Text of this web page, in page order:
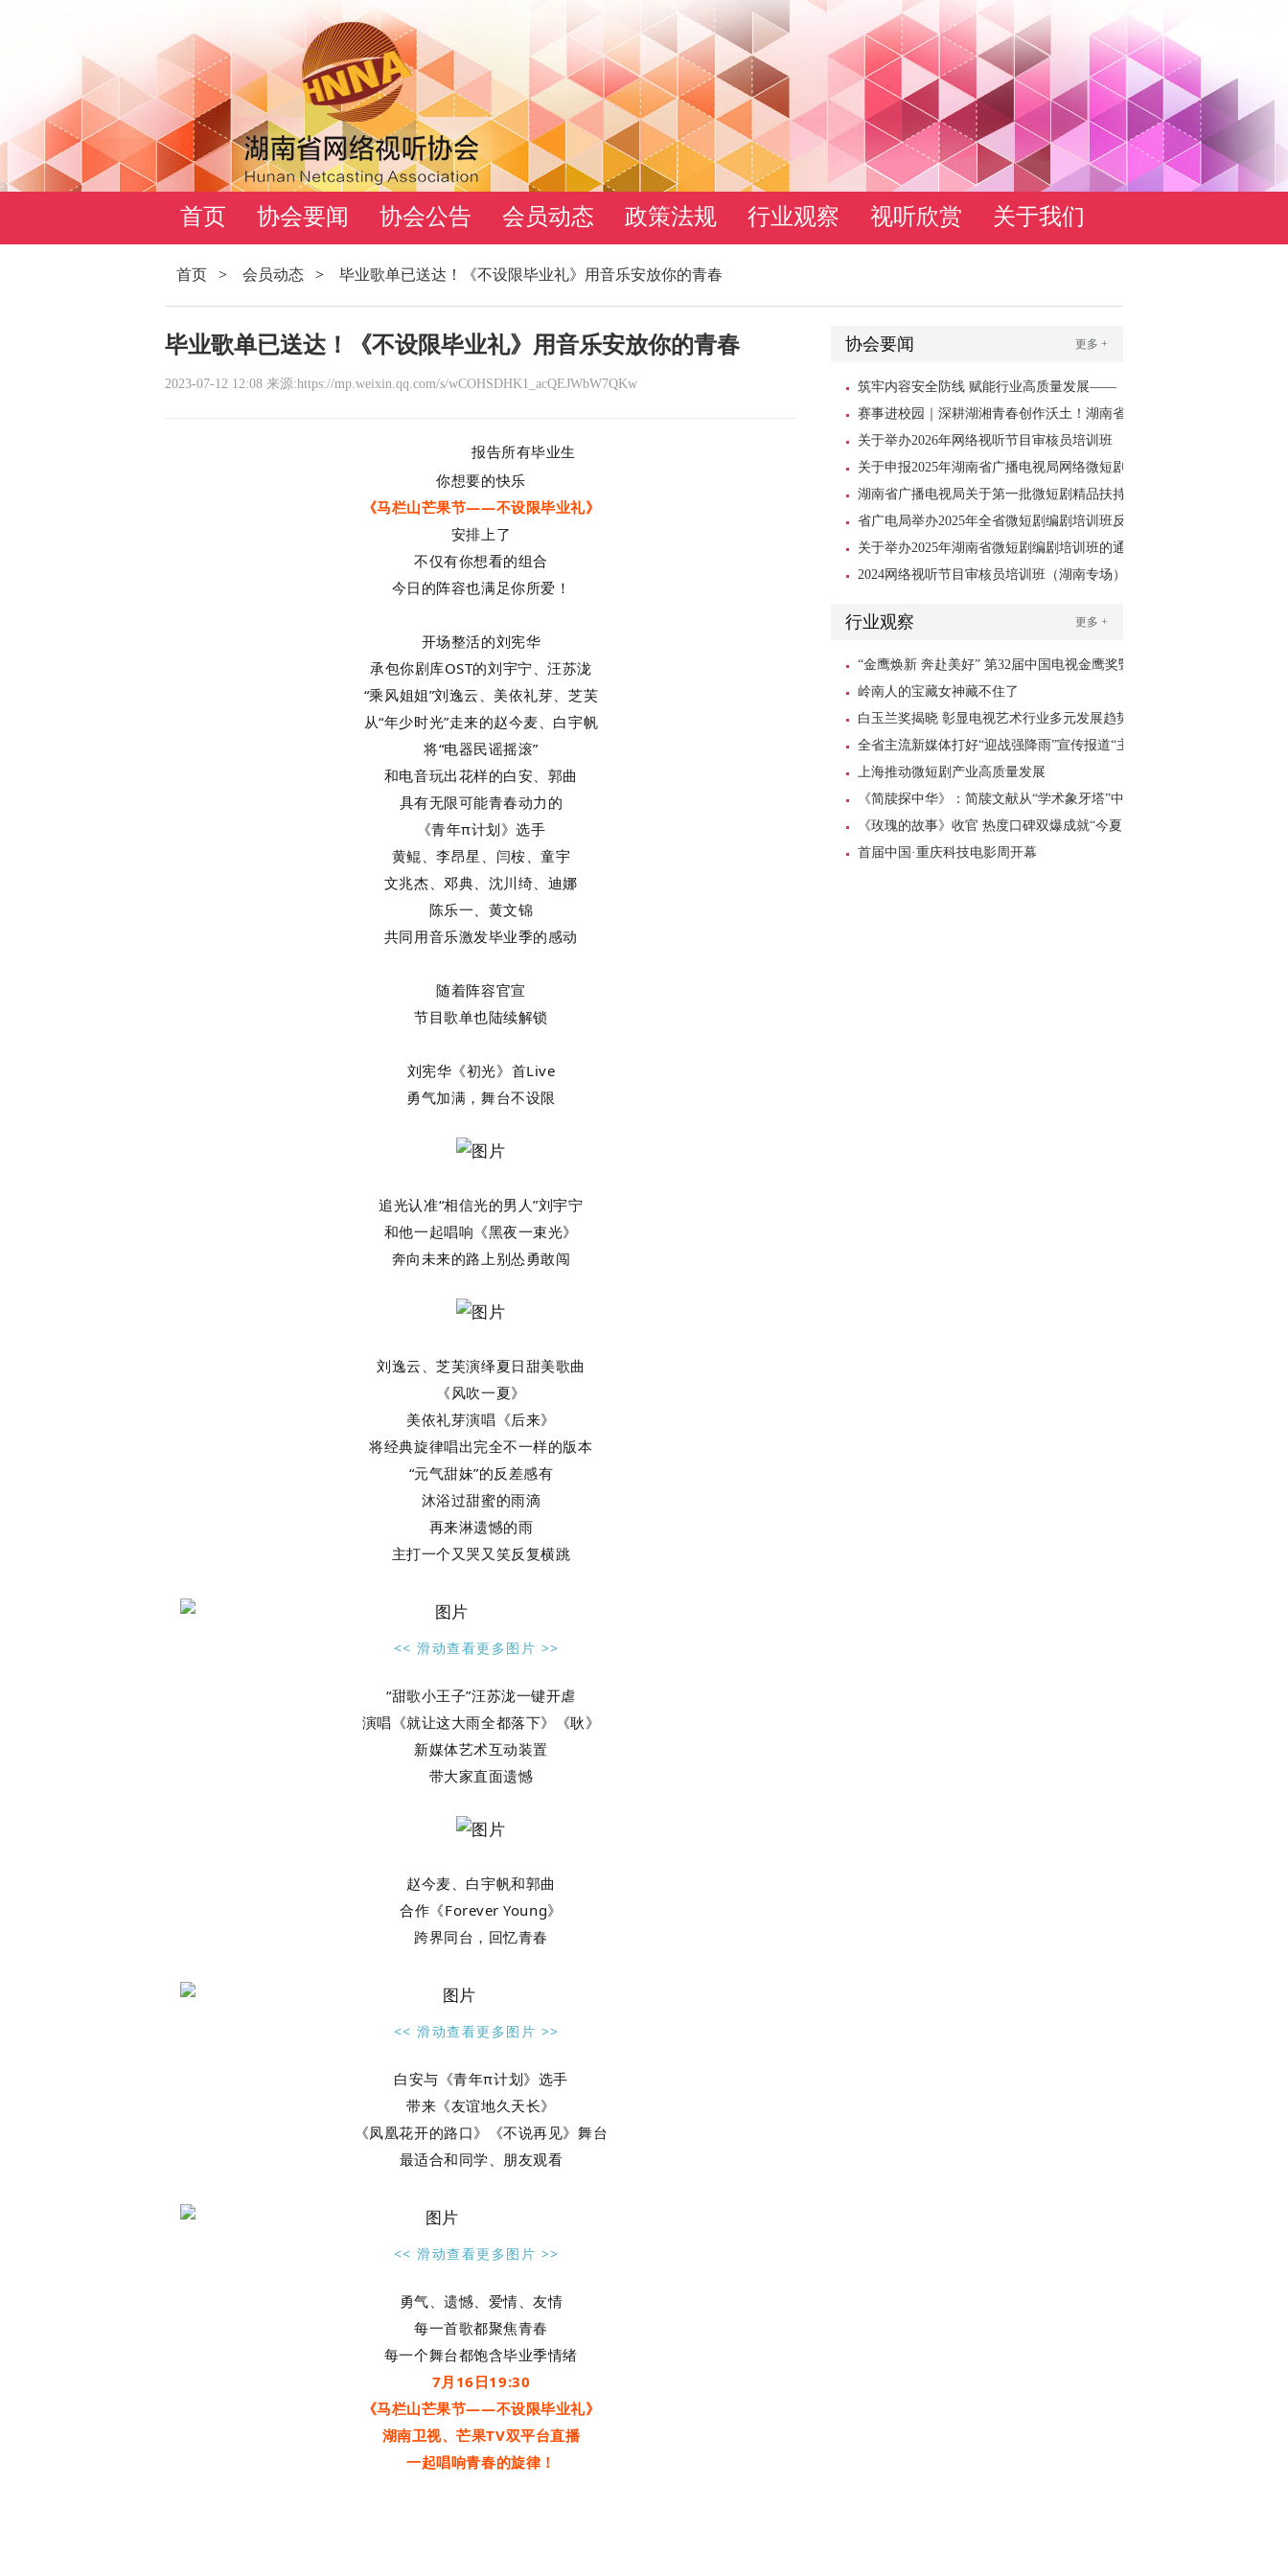
首页 协会要闻 协会公告 会员动态 政策法规 行业观察 视听欣赏 关于我们
首页 > 会员动态 > 毕业歌单已送达！《不设限毕业礼》用音乐安放你的青春
毕业歌单已送达！《不设限毕业礼》用音乐安放你的青春
2023-07-12 12:08 来源:https://mp.weixin.qq.com/s/wCOHSDHK1_acQEJWbW7QKw
报告所有毕业生
你想要的快乐
《马栏山芒果节——不设限毕业礼》
安排上了
不仅有你想看的组合
今日的阵容也满足你所爱！
开场整活的刘宪华
承包你剧库OST的刘宇宁、汪苏泷
“乘风姐姐”刘逸云、美依礼芽、芝芙
从“年少时光”走来的赵今麦、白宇帆
将“电器民谣摇滚”
和电音玩出花样的白安、郭曲
具有无限可能青春动力的
《青年π计划》选手
黄鲲、李昂星、闫桉、童宇
文兆杰、邓典、沈川绮、迪娜
陈乐一、黄文锦
共同用音乐激发毕业季的感动
随着阵容官宣
节目歌单也陆续解锁
刘宪华《初光》首Live
勇气加满，舞台不设限
追光认准“相信光的男人”刘宇宁
和他一起唱响《黑夜一束光》
奔向未来的路上别怂勇敢闯
刘逸云、芝芙演绎夏日甜美歌曲
《风吹一夏》
美依礼芽演唱《后来》
将经典旋律唱出完全不一样的版本
“元气甜妹”的反差感有
沐浴过甜蜜的雨滴
再来淋遗憾的雨
主打一个又哭又笑反复横跳
<< 滑动查看更多图片 >>
“甜歌小王子”汪苏泷一键开虐
演唱《就让这大雨全都落下》《耿》
新媒体艺术互动装置
带大家直面遗憾
赵今麦、白宇帆和郭曲
合作《Forever Young》
跨界同台，回忆青春
<< 滑动查看更多图片 >>
白安与《青年π计划》选手
带来《友谊地久天长》
《凤凰花开的路口》《不说再见》 舞台
最适合和同学、朋友观看
<< 滑动查看更多图片 >>
勇气、遗憾、爱情、友情
每一首歌都聚焦青春
每一个舞台都饱含毕业季情绪
7月16日19:30
《马栏山芒果节——不设限毕业礼》
湖南卫视、芒果TV双平台直播
一起唱响青春的旋律！
协会要闻 更多 +
筑牢内容安全防线 赋能行业高质量发展——
2026年网络视听节目审核员培训班（湖南专
场）在长沙顺利举办
赛事进校园｜深耕湖湘青春创作沃土！湖南省
两大视听赛事校园宣讲活动圆满落幕
关于举办2026年网络视听节目审核员培训班
（湖南专场）预通知
关于申报2025年湖南省广播电视局网络微短剧
扶持资金的通知
湖南省广播电视局关于第一批微短剧精品扶持
项目的公示
省广电局举办2025年全省微短剧编剧培训班反
响强烈
关于举办2025年湖南省微短剧编剧培训班的通
知
2024网络视听节目审核员培训班（湖南专场）
行业观察 更多 +
“金鹰焕新 奔赴美好” 第32届中国电视金鹰奖暨
第15届中国金鹰电视艺术节10月18日启幕
岭南人的宝藏女神藏不住了
白玉兰奖揭晓 彰显电视艺术行业多元发展趋势
全省主流新媒体打好“迎战强降雨”宣传报道“主
动仗”
上海推动微短剧产业高质量发展
《简牍探中华》：简牍文献从“学术象牙塔”中
走出来
《玫瑰的故事》收官 热度口碑双爆成就“今夏
爆款”
首届中国·重庆科技电影周开幕